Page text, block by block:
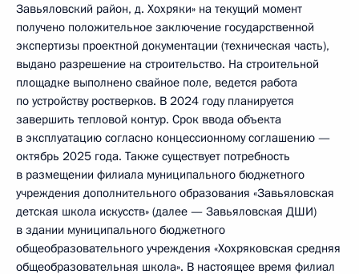
Завьяловский район, д. Хохряки» на текущий момент
получено положительное заключение государственной
экспертизы проектной документации (техническая часть),
выдано разрешение на строительство. На строительной
площадке выполнено свайное поле, ведется работа
по устройству ростверков. В 2024 году планируется
завершить тепловой контур. Срок ввода объекта
в эксплуатацию согласно концессионному соглашению —
октябрь 2025 года. Также существует потребность
в размещении филиала муниципального бюджетного
учреждения дополнительного образования «Завьяловская
детская школа искусств» (далее — Завьяловская ДШИ)
в здании муниципального бюджетного
общеобразовательного учреждения «Хохряковская средняя
общеобразовательная школа». В настоящее время филиал